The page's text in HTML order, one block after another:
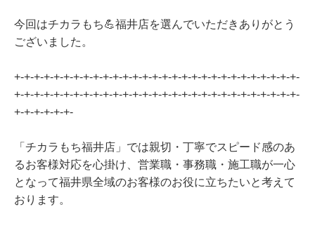
今回はチカラもち💪福井店を選んでいただきありがとう
ございました。
+-+-+-+-+-+-+-+-+-+-+-+-+-+-+-+-+-+-+-+-+-+-+-+-+-+-+-+-+-
+-+-+-+-+-+-+-+-+-+-+-+-+-+-+-+-+-+-+-+-+-+-+-+-+-+-+-+-+-
+-+-+-+-+-+-
「チカラもち福井店」では親切・丁寧でスピード感のあ
るお客様対応を心掛け、営業職・事務職・施工職が一心
となって福井県全域のお客様のお役に立ちたいと考えて
おります。